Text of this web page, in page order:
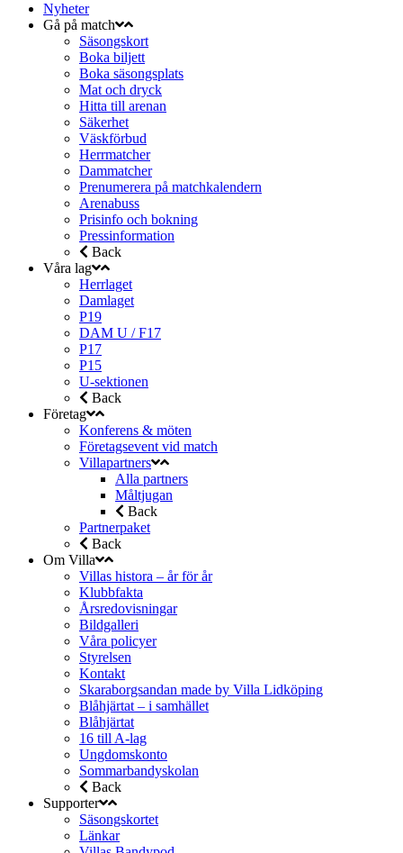
Nyheter
Gå på match
Säsongskort
Boka biljett
Boka säsongsplats
Mat och dryck
Hitta till arenan
Säkerhet
Väskförbud
Herrmatcher
Dammatcher
Prenumerera på matchkalendern
Arenabuss
Prisinfo och bokning
Pressinformation
Back
Våra lag
Herrlaget
Damlaget
P19
DAM U / F17
P17
P15
U-sektionen
Back
Företag
Konferens & möten
Företagsevent vid match
Villapartners
Alla partners
Måltjugan
Back
Partnerpaket
Back
Om Villa
Villas histora – år för år
Klubbfakta
Årsredovisningar
Bildgalleri
Våra policyer
Styrelsen
Kontakt
Skaraborgsandan made by Villa Lidköping
Blåhjärtat – i samhället
Blåhjärtat
16 till A-lag
Ungdomskonto
Sommarbandyskolan
Back
Supporter
Säsongskortet
Länkar